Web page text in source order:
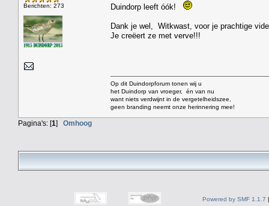
Berichten: 273 Duindorp leeft óók!
Dank je wel, Witkwast, voor je prachtige
Je creëert ze met verve!!!
Op dit Duindorpforum tonen wij u
het Duindorp van vroeger, én van nu
want niets verdwijnt in de vergetelheidszee,
geen branding neemt onze herinnering mee!
Pagina's: [1] Omhoog
Powered by SMF 1.1.7